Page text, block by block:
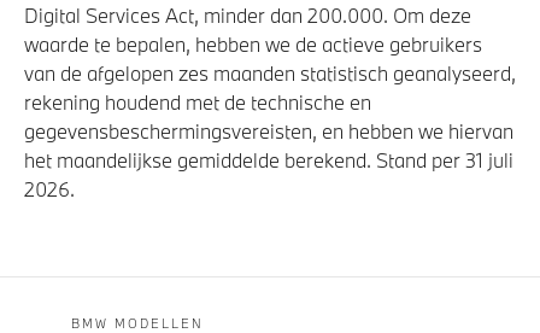
Digital Services Act, minder dan 200.000. Om deze
waarde te bepalen, hebben we de actieve gebruikers
van de afgelopen zes maanden statistisch geanalyseerd,
rekening houdend met de technische en
gegevensbeschermingsvereisten, en hebben we hiervan
het maandelijkse gemiddelde berekend. Stand per 31 juli
2026.
BMW MODELLEN